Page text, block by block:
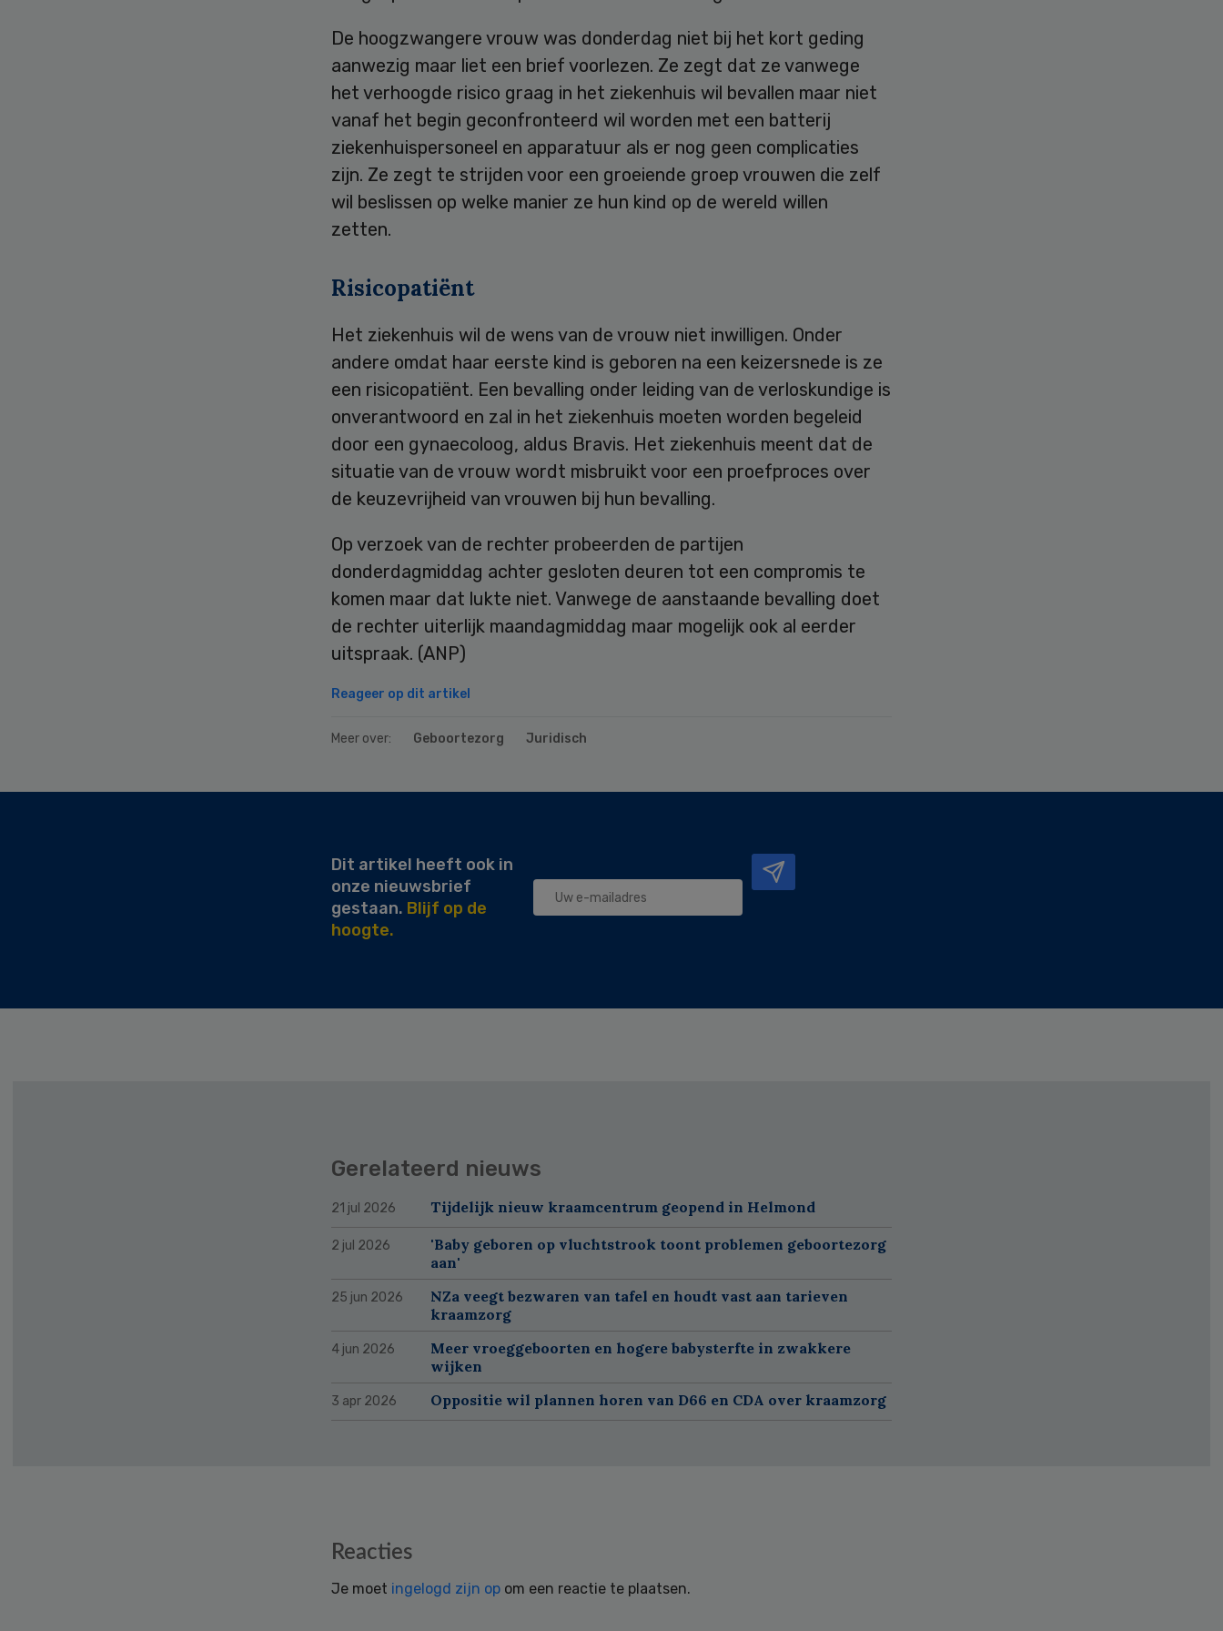
De hoogzwangere vrouw was donderdag niet bij het kort geding
aanwezig maar liet een brief voorlezen. Ze zegt dat ze vanwege
het verhoogde risico graag in het ziekenhuis wil bevallen maar niet
vanaf het begin geconfronteerd wil worden met een batterij
ziekenhuispersoneel en apparatuur als er nog geen complicaties
zijn. Ze zegt te strijden voor een groeiende groep vrouwen die zelf
wil beslissen op welke manier ze hun kind op de wereld willen
zetten.
Risicopatiënt
Het ziekenhuis wil de wens van de vrouw niet inwilligen. Onder
andere omdat haar eerste kind is geboren na een keizersnede is ze
een risicopatiënt. Een bevalling onder leiding van de verloskundige is
onverantwoord en zal in het ziekenhuis moeten worden begeleid
door een gynaecoloog, aldus Bravis. Het ziekenhuis meent dat de
situatie van de vrouw wordt misbruikt voor een proefproces over
de keuzevrijheid van vrouwen bij hun bevalling.
Op verzoek van de rechter probeerden de partijen
donderdagmiddag achter gesloten deuren tot een compromis te
komen maar dat lukte niet. Vanwege de aanstaande bevalling doet
de rechter uiterlijk maandagmiddag maar mogelijk ook al eerder
uitspraak. (ANP)
Reageer op dit artikel
Meer over: Geboortezorg Juridisch
Dit artikel heeft ook in
onze nieuwsbrief
gestaan. Blijf op de
hoogte.
Gerelateerd nieuws
21 jul 2026 Tijdelijk nieuw kraamcentrum geopend in Helmond
2 jul 2026
'Baby geboren op vluchtstrook toont problemen geboortezorg
aan'
25 jun 2026
NZa veegt bezwaren van tafel en houdt vast aan tarieven
kraamzorg
4 jun 2026
Meer vroeggeboorten en hogere babysterfte in zwakkere
wijken
3 apr 2026 Oppositie wil plannen horen van D66 en CDA over kraamzorg
Reacties
Je moet ingelogd zijn op om een reactie te plaatsen.